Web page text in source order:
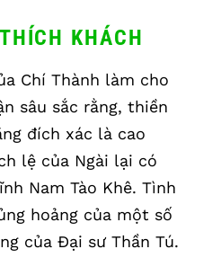
KHÁCH
Chí Thành làm cho
sâu sắc rằng, thiền
đích xác là cao
lệ của Ngài lại có
Nam Tào Khê. Tình
hoảng của một số
của Đại sư Thần Tú.